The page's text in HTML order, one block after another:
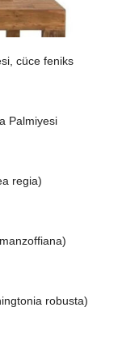
cüce feniks
Palmiyesi
regia)
robusta)